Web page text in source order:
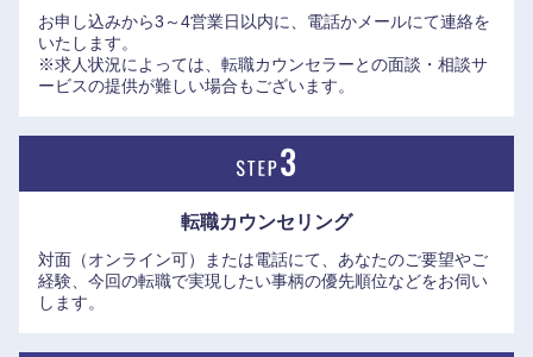
お申し込みから3～4営業日以内に、電話かメールにて連絡を
いたします。
※求人状況によっては、転職カウンセラーとの面談・相談サ
ービスの提供が難しい場合もございます。
転職カウンセリング
対面（オンライン可）または電話にて、あなたのご要望やご
経験、今回の転職で実現したい事柄の優先順位などをお伺い
します。